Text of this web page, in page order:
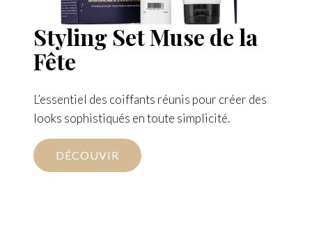
Styling Set Muse de la
Fête
L’essentiel des coiffants réunis pour créer des
looks sophistiqués en toute simplicité.
DÉCOUVIR